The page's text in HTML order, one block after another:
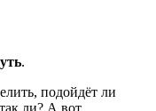
.
подойдёт ли
ли? А вот